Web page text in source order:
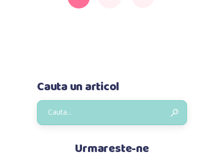
Cauta un articol
Urmareste-ne